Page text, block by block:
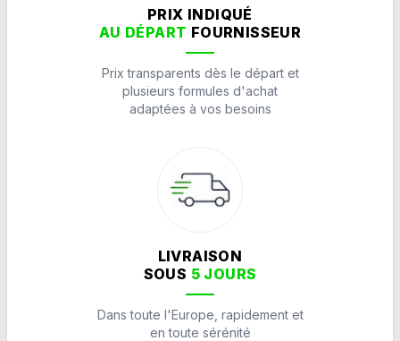
PRIX INDIQUÉ
AU DÉPART FOURNISSEUR
Prix transparents dès le départ et
plusieurs formules d'achat
adaptées à vos besoins
LIVRAISON
SOUS 5 JOURS
Dans toute l'Europe, rapidement et
en toute sérénité